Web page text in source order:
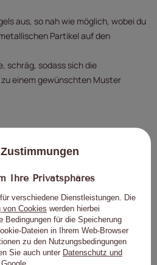
aus, so nah wie möglich, wobei du
Partikel auf den
schräg, sodass sich die
einem gewünschten Muster
ab.
des Designs zu verbessern.
Schicht Grundierung auf und härten
aus (gemäß den
Sie die Grundierung
der Nagelplatte aus.
auf und bedecken Sie die
Ihre Privatsphäres
verschiedene Dienstleistungen. Die
von Cookies werden hierbei
Bedingungen für die Speicherung
Dateien in Ihrem Web-Browser
zu den Nutzungsbedingungen
Sie auch unter Datenschutz und